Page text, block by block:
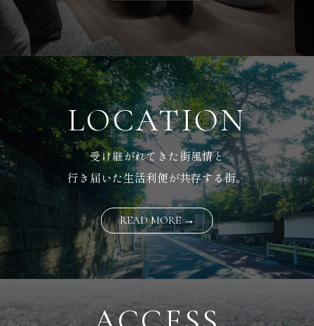
LOCATION
受け継がれてきた街風情と
行き届いた生活利便が共存する街。
READ MORE →